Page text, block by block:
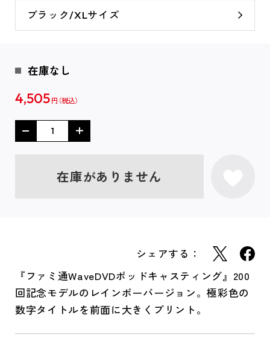
ブラック/XLサイズ
在庫なし
4,505 円
在庫がありません
シェアする：
『ファミ通WaveDVDポッドキャスティング』200
回記念モデルのレインボーバージョン。極彩色の
数字タイトルを前面に大きくプリント。